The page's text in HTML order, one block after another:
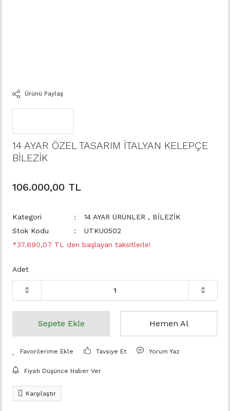
Ürünü Paylaş
14 AYAR ÖZEL TASARIM İTALYAN KELEPÇE
BİLEZİK
106.000,00 TL
Kategori 14 AYAR ÜRÜNLER , BİLEZİK
Stok Kodu
UTKU0502
*37.690,07 TL den başlayan taksitlerle!
Adet
Sepete Ekle Hemen Al
Tavsiye Et Yorum Yaz
Fiyatı Düşünce Haber Ver
Karşılaştır